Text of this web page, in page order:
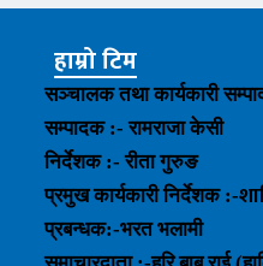
हाम्रो टिम
सञ्चालक तथा कार्यकारी
सम्पादक :- रामराजा केसी
निर्देशक :- रीता गुरुङ
प्रमुख कार्यकारी निर्देशक :-
प्रबन्धक:-भरत भलामी